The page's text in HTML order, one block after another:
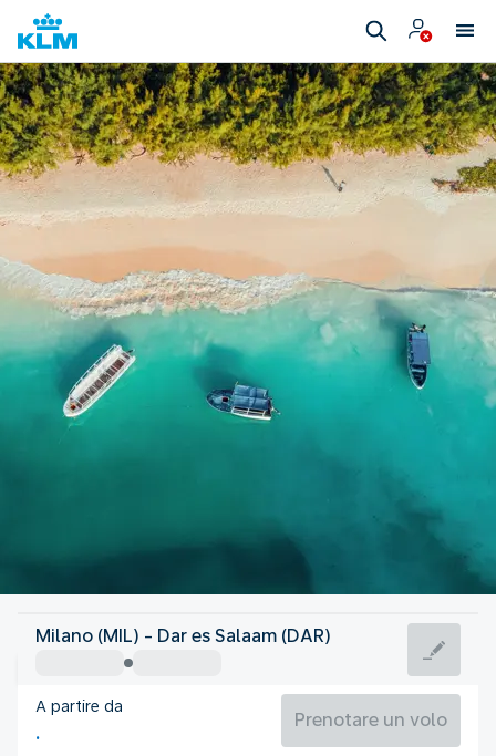
Tanzania
Dar es Salaam
Tanzania
25°C
Ago
Milano (MIL) - Dar es Salaam (DAR)
A partire da
Prenotare un volo